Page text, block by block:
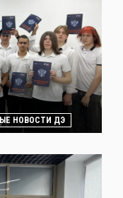
НОВОСТИ ДЭ